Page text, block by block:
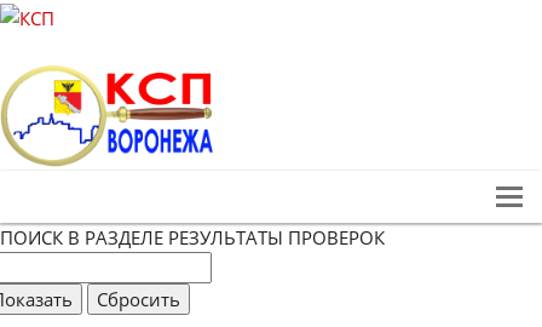
ПОИСК В РАЗДЕЛЕ РЕЗУЛЬТАТЫ ПРОВЕРОК